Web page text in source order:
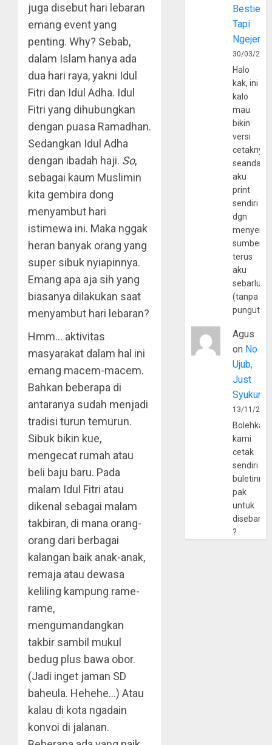
juga disebut hari lebaran
emang event yang
penting. Why? Sebab,
dalam Islam hanya ada
dua hari raya, yakni Idul
Fitri dan Idul Adha. Idul
Fitri yang dihubungkan
dengan puasa Ramadhan.
Sedangkan Idul Adha
dengan ibadah haji. So,
sebagai kaum Muslimin
kita gembira dong
menyambut hari
istimewa ini. Maka nggak
heran banyak orang yang
super sibuk nyiapinnya.
Emang apa aja sih yang
biasanya dilakukan saat
menyambut hari lebaran?
Hmm… aktivitas
masyarakat dalam hal ini
emang macem-macem.
Bahkan beberapa di
antaranya sudah menjadi
tradisi turun temurun.
Sibuk bikin kue,
mengecat rumah atau
beli baju baru. Pada
malam Idul Fitri atau
dikenal sebagai malam
takbiran, di mana orang-
orang dari berbagai
kalangan baik anak-anak,
remaja atau dewasa
keliling kampung rame-
rame,
mengumandangkan
takbir sambil mukul
bedug plus bawa obor.
(Jadi inget jaman SD
baheula. Hehehe…) Atau
kalau di kota ngadain
konvoi di jalanan.
Bestie
Tapi
30/03/
Halo
kak, ini
kalo
mau
bikin
versi
cetaknya
aku
print
sendiri
dgn
sumber
terus
aku
(tanpa
Agus
on No
Ujub,
Just
Syukur
13/11/
Bolehkah
kami
cetak
sendiri
pak
untuk
?